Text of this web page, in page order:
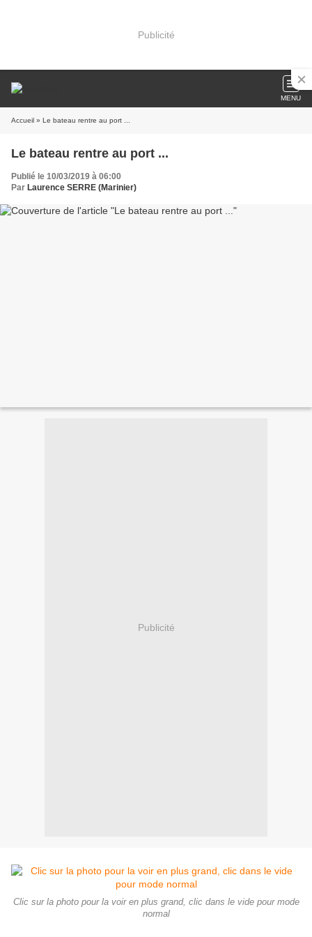
Publicité
MENU
Accueil » Le bateau rentre au port ...
Le bateau rentre au port ...
Publié le 10/03/2019 à 06:00
Par Laurence SERRE (Marinier)
Publicité
Clic sur la photo pour la voir en plus grand, clic dans le vide pour mode
normal